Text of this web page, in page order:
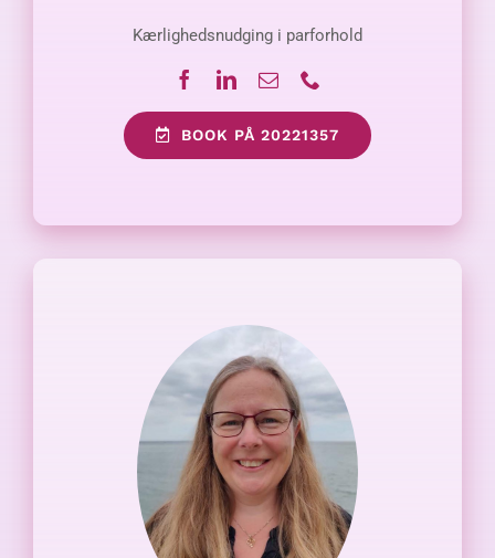
Kærlighedsnudging i parforhold
BOOK PÅ 20221357